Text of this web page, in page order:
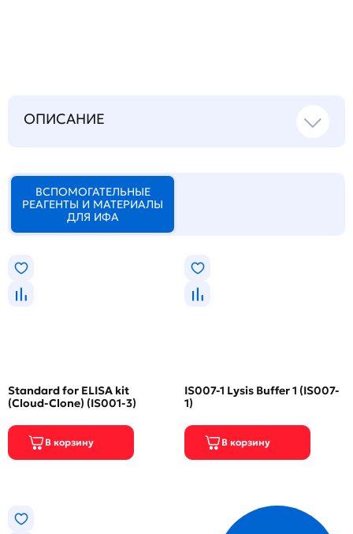
ОПИСАНИЕ
ВСПОМОГАТЕЛЬНЫЕ
РЕАГЕНТЫ И МАТЕРИАЛЫ
ДЛЯ ИФА
Standard for ELISA kit
(Cloud-Clone) (IS001-3)
IS007-1 Lysis Buffer 1 (IS007-
1)